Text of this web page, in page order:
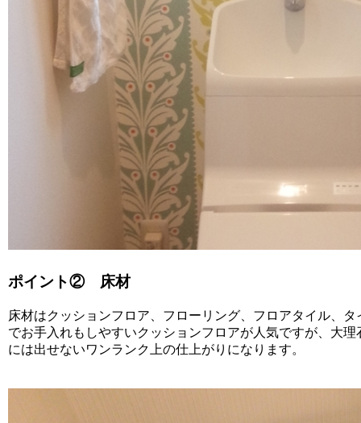
ポイント② 床材
床材はクッションフロア、フローリング、フロアタイル、
でお手入れもしやすいクッションフロアが人気ですが、大
には出せないワンランク上の仕上がりになります。